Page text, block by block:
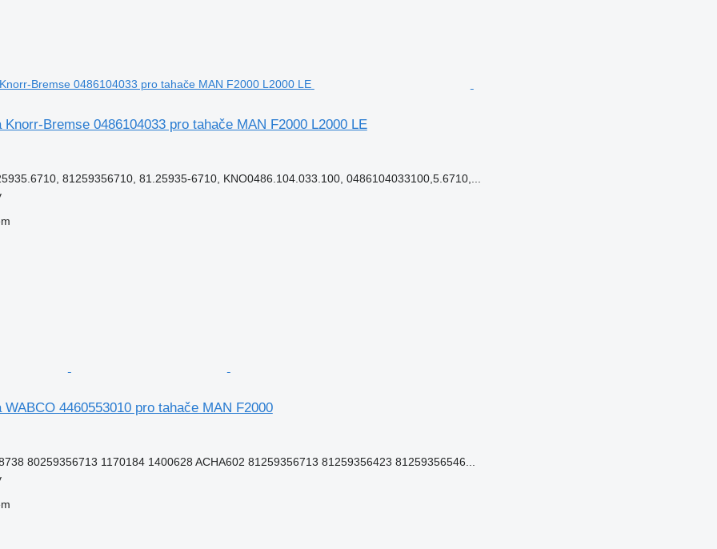
Bremse 0486104033 pro tahače MAN F2000 L2000 LE
81259356710, 81.25935-6710, KNO0486.104.033.100, 0486104033100,5.6710,...
4460553010 pro tahače MAN F2000
80259356713 1170184 1400628 ACHA602 81259356713 81259356423 81259356546...